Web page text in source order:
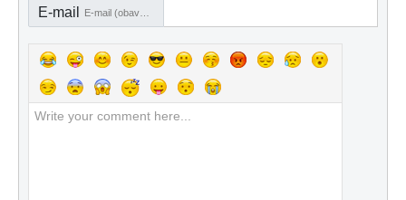
E-mail E-mail (obavezno)